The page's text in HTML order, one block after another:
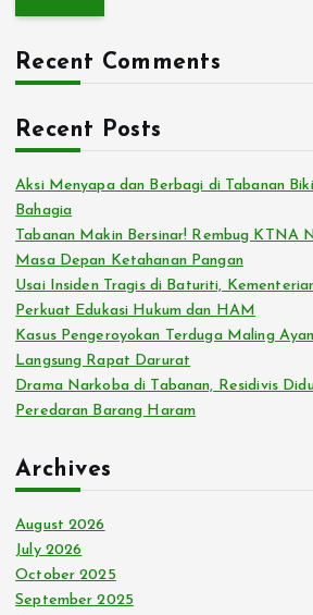
r
h
f
r
Recent Comments
Recent Posts
Aksi Menyapa dan Berbagi di Tabanan
Bahagia
Tabanan Makin Bersinar! Rembug KTNA
Masa Depan Ketahanan Pangan
Usai Insiden Tragis di Baturiti,
Perkuat Edukasi Hukum dan HAM
Kasus Pengeroyokan Terduga Maling
Langsung Rapat Darurat
Drama Narkoba di Tabanan, Residivis
Peredaran Barang Haram
Archives
August 2026
July 2026
October 2025
September 2025